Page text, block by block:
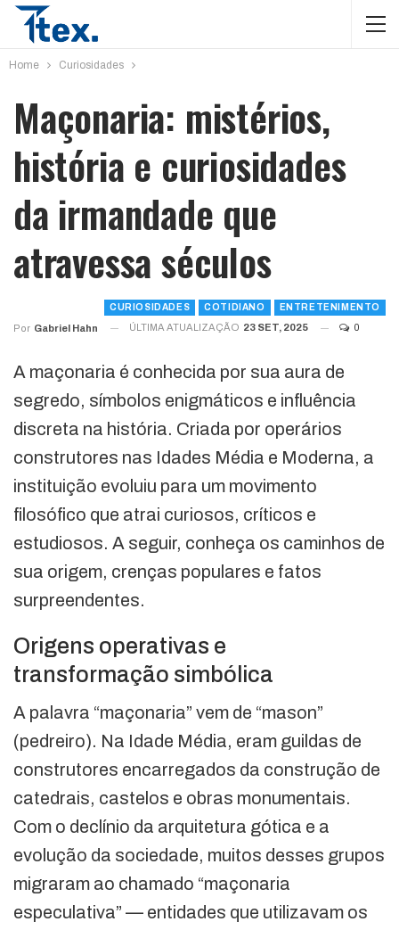
Home Curiosidades
Maçonaria: mistérios,
história e curiosidades
da irmandade que
atravessa séculos
CURIOSIDADES COTIDIANO ENTRETENIMENTO
Por Gabriel Hahn ÚLTIMA ATUALIZAÇÃO 23 SET, 2025 0
A maçonaria é conhecida por sua aura de
segredo, símbolos enigmáticos e influência
discreta na história. Criada por operários
construtores nas Idades Média e Moderna, a
instituição evoluiu para um movimento
filosófico que atrai curiosos, críticos e
estudiosos. A seguir, conheça os caminhos de
sua origem, crenças populares e fatos
surpreendentes.
Origens operativas e
transformação simbólica
A palavra “maçonaria” vem de “mason”
(pedreiro). Na Idade Média, eram guildas de
construtores encarregados da construção de
catedrais, castelos e obras monumentais.
Com o declínio da arquitetura gótica e a
evolução da sociedade, muitos desses grupos
migraram ao chamado “maçonaria
especulativa” — entidades que utilizavam os